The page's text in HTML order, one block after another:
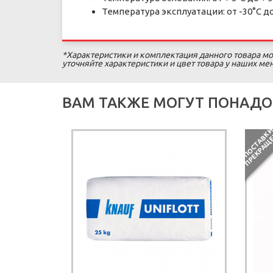
Температура эксплуатации: от -30°С
*Характеристики и комплектация данного товара
уточняйте характеристики и цвет товара у наших
ВАМ ТАКЖЕ МОГУТ